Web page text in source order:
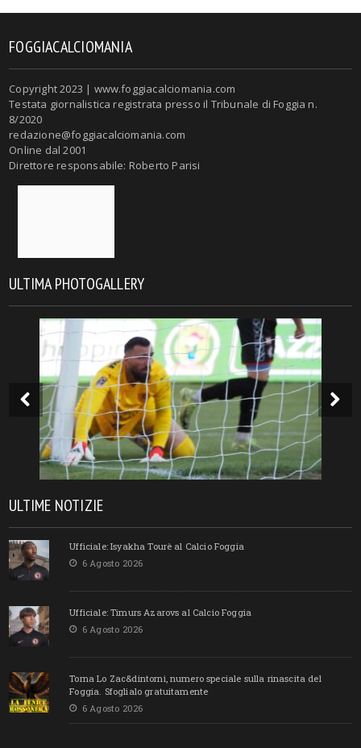
FOGGIACALCIOMANIA
Copyright 2023 | www.foggiacalciomania.com
Testata giornalistica registrata presso il Tribunale di Foggia n.
8/2020
redazione@foggiacalciomania.com
Online dal 2001
Direttore responsabile: Roberto Parisi
ULTIMA PHOTOGALLERY
ULTIME NOTIZIE
Ufficiale: Isyakha Tourè al Calcio Foggia
6 Agosto 2026
Ufficiale: Timurs Azarovs al Calcio Foggia
6 Agosto 2026
Torna Lo Zac&dintorni, numero speciale sulla rinascita del
Foggia. Sfoglialo gratuitamente
6 Agosto 2026